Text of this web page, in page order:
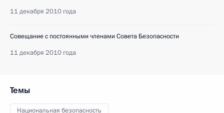
11 декабря 2010 года
Совещание с постоянными членами Совета Безопасности
11 декабря 2010 года
Темы
Национальная безопасность